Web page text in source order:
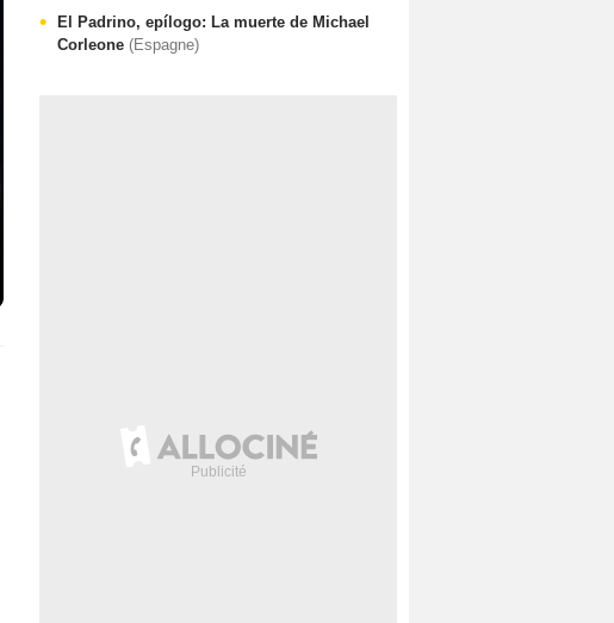
El Padrino, epílogo: La muerte de Michael
Corleone (Espagne)